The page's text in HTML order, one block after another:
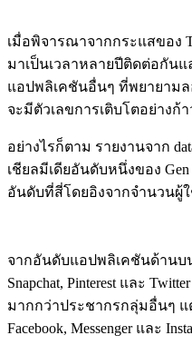
เมื่อพิจารณาจากกระแสของ
มาเป็นเวลาหลายปีติดต่อกัน
แอปพลิเคชันอื่นๆ ที่พยายามล
จะมีตัวเลขการเติบโตอย่างก้
อย่างไรก็ตาม รายงานจาก
เชียลมีเดียอันดับหนึ่งของ
อันดับที่สี่โดยอิงจากจำนวนผู้ใ
จากอันดับแอปพลิเคชันด้านบน
Snapchat, Pinterest และ
มากกว่าประชากรกลุ่มอื่นๆ
Facebook, Messenger และ